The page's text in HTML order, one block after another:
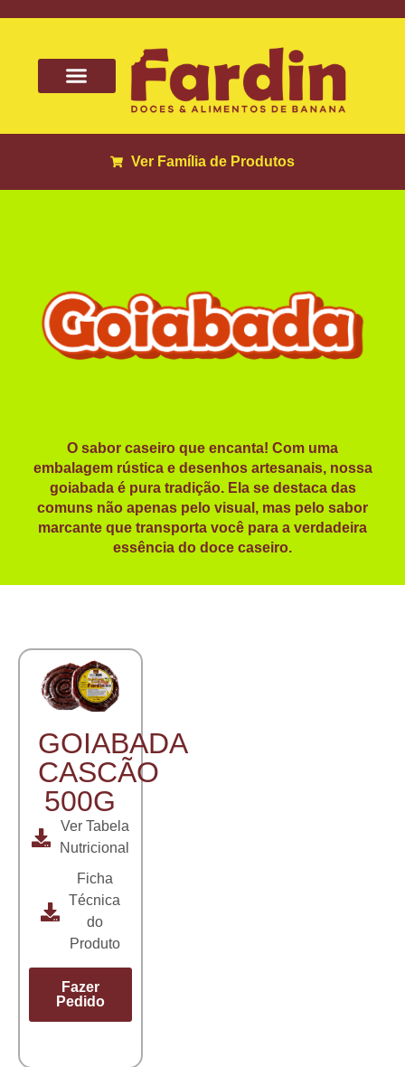
Ver Família de Produtos
O sabor caseiro que encanta! Com uma
embalagem rústica e desenhos artesanais, nossa
goiabada é pura tradição. Ela se destaca das
comuns não apenas pelo visual, mas pelo sabor
marcante que transporta você para a verdadeira
essência do doce caseiro.
GOIABADA
CASCÃO
500G
Ver Tabela
Nutricional
Ficha
Técnica
do
Produto
Fazer
Pedido